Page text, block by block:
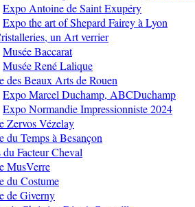
Expo Antoine de Saint Exupéry
Expo the art of Shepard Fairey à Lyon
un Art verrier
Musée Baccarat
Musée René Lalique
des Beaux Arts de Rouen
Expo Marcel Duchamp, ABCDuchamp
Expo Normandie Impressionniste 2024
Zervos Vézelay
du Temps à Besançon
du Facteur Cheval
MusVerre
du Costume
de Giverny